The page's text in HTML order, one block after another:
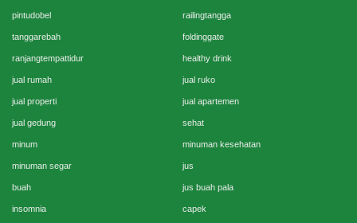
pintudobel railingtangga
tanggarebah foldinggate
ranjangtempattidur healthy drink
jual rumah jual ruko
jual properti jual apartemen
jual gedung sehat
minum minuman kesehatan
minuman segar jus
buah jus buah pala
insomnia capek